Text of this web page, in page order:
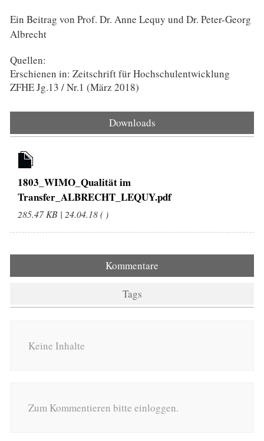
Ein Beitrag von Prof. Dr. Anne Lequy und Dr. Peter-Georg
Albrecht
Quellen:
Erschienen in: Zeitschrift für Hochschulentwicklung
ZFHE Jg.13 / Nr.1 (März 2018)
Downloads
1803_WIMO_Qualität im
Transfer_ALBRECHT_LEQUY.pdf
285.47 KB | 24.04.18 ( )
Kommentare
Tags
Keine Inhalte
Zum Kommentieren bitte einloggen.